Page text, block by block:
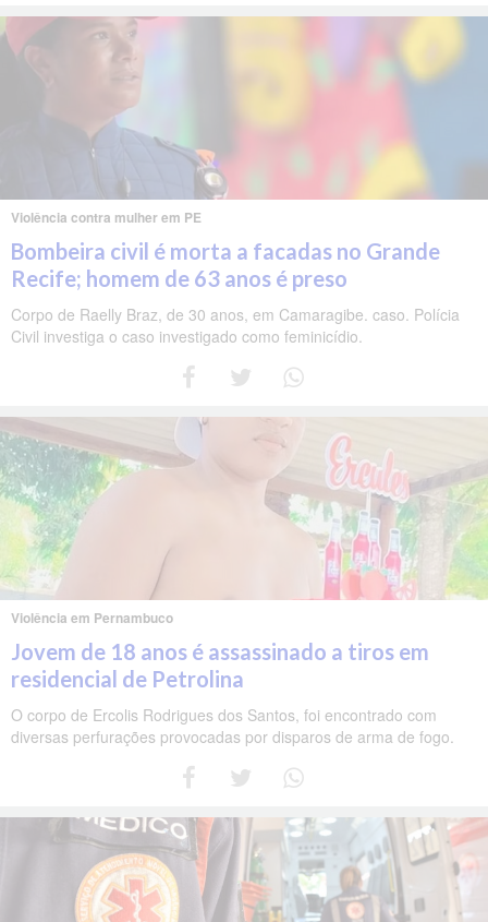
Violência contra mulher em PE
Bombeira civil é morta a facadas no Grande
Recife; homem de 63 anos é preso
Corpo de Raelly Braz, de 30 anos, em Camaragibe. caso. Polícia
Civil investiga o caso investigado como feminicídio.
Violência em Pernambuco
Jovem de 18 anos é assassinado a tiros em
residencial de Petrolina
O corpo de Ercolis Rodrigues dos Santos, foi encontrado com
diversas perfurações provocadas por disparos de arma de fogo.